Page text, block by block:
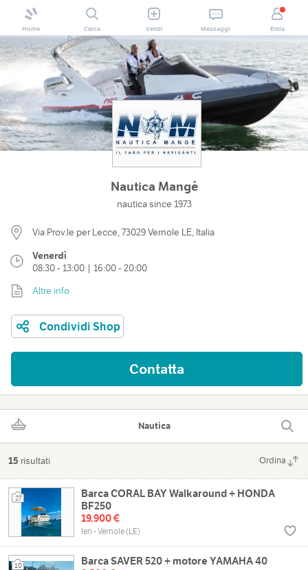
Home Cerca Vendi Messaggi Entra
Nautica Mangé
nautica since 1973
Via Prov.le per Lecce, 73029 Vernole LE, Italia
Venerdì
08:30 - 13:00 | 16:00 - 20:00
Altre info
Condividi Shop
Contatta
Nautica
15 risultati Ordina
27
Barca CORAL BAY Walkaround + HONDA
BF250
19.900 €
Ieri - Vernole (LE)
10
Barca SAVER 520 + motore YAMAHA 40